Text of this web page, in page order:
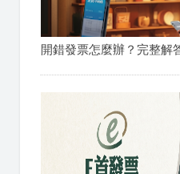
開錯發票怎麼辦？完整解